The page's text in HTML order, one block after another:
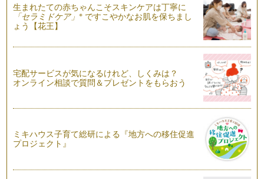
手作りカルピス風ドリンク＆チーズで雨の日も楽しく
梅雨の候、みなさんはいかがお過ごしですか？ 朝晩の気温差
が大きな日もありますが、お風邪など…
メディアによると、最近「朝活」がブームだとか。「朝活」と
は、朝の時間を活用して自分磨きをす…
2012年5月21日。日本列島がエキサイトした金環日食の日。皆
東日本で金環日食！
すでに多くのニュース等で取り上げられていますが、来週5月
21日（月）は、関東地方を中心とし…
生まれたての赤ちゃんこそスキンケアは丁寧に
「セラミドケア」※ ですこやかなお肌を保ちまし
ょう【花王】
宅配サービスが気になるけれど、しくみは？
オンライン相談で質問＆プレゼントをもらおう
ミキハウス子育て総研による『地方への移住促進
プロジェクト』